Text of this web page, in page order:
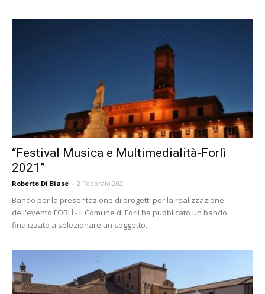
“Festival Musica e Multimedialità-Forlì
2021”
Roberto Di Biase - 2 Febbraio 2021
Bando per la presentazione di progetti per la realizzazione
dell'evento FORLÌ - Il Comune di Forlì ha pubblicato un bando
finalizzato a selezionare un soggetto...